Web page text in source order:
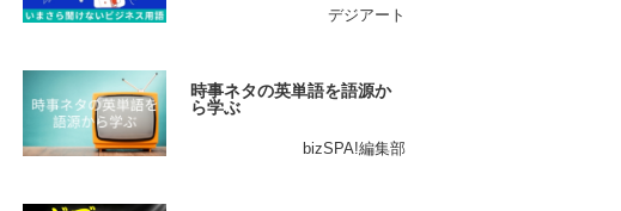
デジアート
時事ネタの英単語を語源か
ら学ぶ
bizSPA!編集部